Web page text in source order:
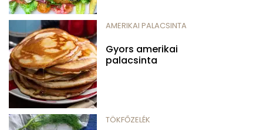
AMERIKAI PALACSINTA
Gyors amerikai
palacsinta
TÖKFŐZELÉK